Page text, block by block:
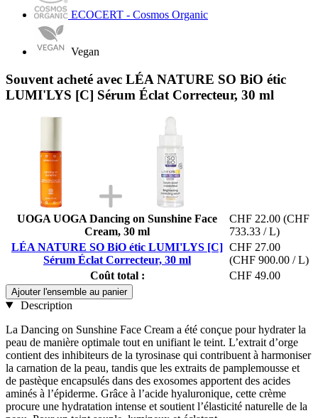
ECOCERT - Cosmos Organic
Vegan
Souvent acheté avec LÉA NATURE SO BiO étic
LUMI'LYS [C] Sérum Éclat Correcteur, 30 ml
UOGA UOGA Dancing on Sunshine Face
Cream, 30 ml
CHF 22.00 (CHF
733.33 / L)
LÉA NATURE SO BiO étic LUMI'LYS [C]
Sérum Éclat Correcteur, 30 ml
CHF 27.00
(CHF 900.00 / L)
Coût total :
CHF 49.00
Ajouter l'ensemble au panier
Description
La Dancing on Sunshine Face Cream a été conçue pour hydrater la
peau de manière optimale tout en unifiant le teint. L’extrait d’orge
contient des inhibiteurs de la tyrosinase qui contribuent à harmoniser
la carnation de la peau, tandis que les extraits de pamplemousse et
de pastèque encapsulés dans des exosomes apportent des acides
aminés à l’épiderme. Grâce à l’acide hyaluronique, cette crème
procure une hydratation intense et soutient l’élasticité naturelle de la